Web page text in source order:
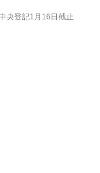
央登記1月16日截止